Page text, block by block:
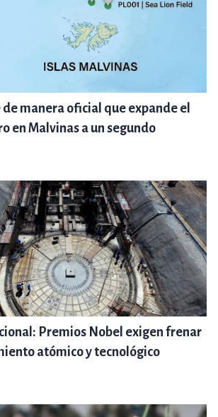
manera oficial que expande el
en Malvinas a un segundo
Premios Nobel exigen frenar
atómico y tecnológico